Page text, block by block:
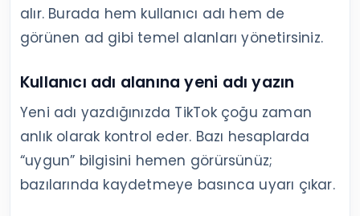
alır. Burada hem kullanıcı adı hem de
görünen ad gibi temel alanları yönetirsiniz.
Kullanıcı adı alanına yeni adı yazın
Yeni adı yazdığınızda TikTok çoğu zaman
anlık olarak kontrol eder. Bazı hesaplarda
“uygun” bilgisini hemen görürsünüz;
bazılarında kaydetmeye basınca uyarı çıkar.